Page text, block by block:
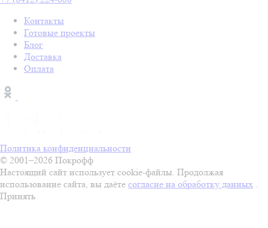
Контакты
Готовые проекты
Блог
Доставка
Оплата
Политика конфиденциальности
© 2001–2026 Покрофф
Настоящий сайт использует cookie-файлы. Продолжая
использование сайта, вы даёте согласие на обработку данных .
Принять